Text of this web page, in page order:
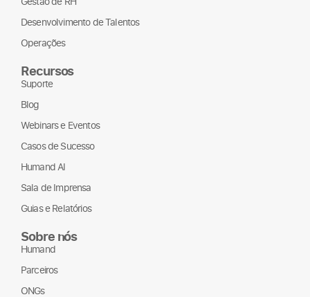
Gestão de RH
Desenvolvimento de Talentos
Recursos
Suporte
Blog
Webinars e Eventos
Casos de Sucesso
Humand AI
Sala de Imprensa
Guias e Relatórios
Sobre nós
Humand
Parceiros